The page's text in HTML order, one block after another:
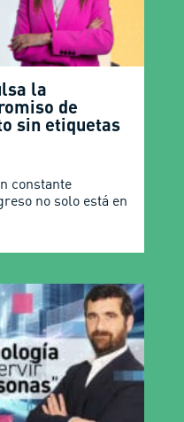
la
de
sin etiquetas
constante
no solo está en